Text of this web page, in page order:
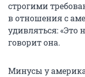
строгими
в отношения с
удивляться: «Это
говорит она.
Минусы у